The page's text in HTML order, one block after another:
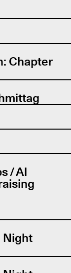
Chapter
/ Al
Night